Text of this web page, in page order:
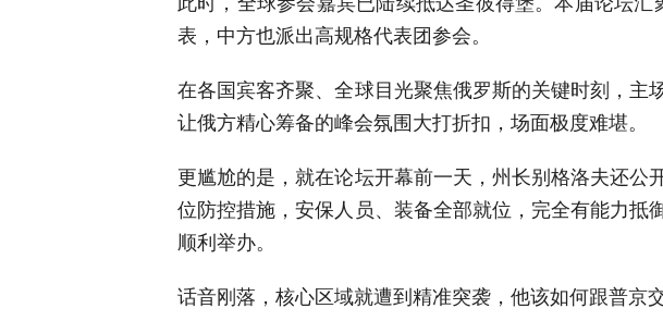
表，中方也派出高规格代表团参会。
在各国宾客齐聚、全球目光聚焦俄罗斯的关键时刻，主
让俄方精心筹备的峰会氛围大打折扣，场面极度难堪。
更尴尬的是，就在论坛开幕前一天，州长别格洛夫还公
位防控措施，安保人员、装备全部就位，完全有能力抵
顺利举办。
话音刚落，核心区域就遭到精准突袭，他该如何跟普京